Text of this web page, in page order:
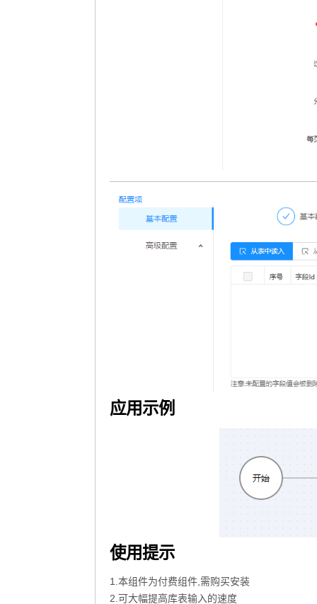
应用示例
使用提示
1.本组件为付费组件,需购买安装
2.可大幅提高库表输入的速度